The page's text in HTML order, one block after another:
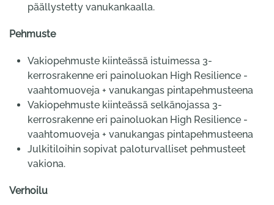
päällystetty vanukankaalla.
Pehmuste
Vakiopehmuste kiinteässä istuimessa 3-
kerrosrakenne eri painoluokan High Resilience -
vaahtomuoveja + vanukangas pintapehmusteena
Vakiopehmuste kiinteässä selkänojassa 3-
kerrosrakenne eri painoluokan High Resilience -
vaahtomuoveja + vanukangas pintapehmusteena
Julkitiloihin sopivat paloturvalliset pehmusteet
vakiona.
Verhoilu